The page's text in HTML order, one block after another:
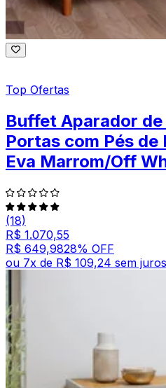
Top Ofertas
Buffet Aparador
Portas com Pés
Eva Marrom/Off
(18)
R$ 1.070,55
R$ 649,9828% OFF
ou 7x de R$ 109,24 sem juros